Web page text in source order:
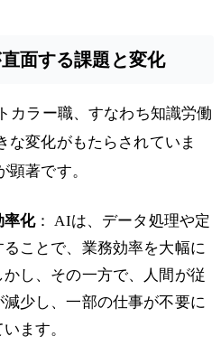
面する課題と変化
カラー職、すなわち知識労働
な変化がもたらされていま
著です。
率化： AIは、データ処理や定
ことで、業務効率を大幅に
し、その一方で、人間が従
少し、一部の仕事が不要に
ます。